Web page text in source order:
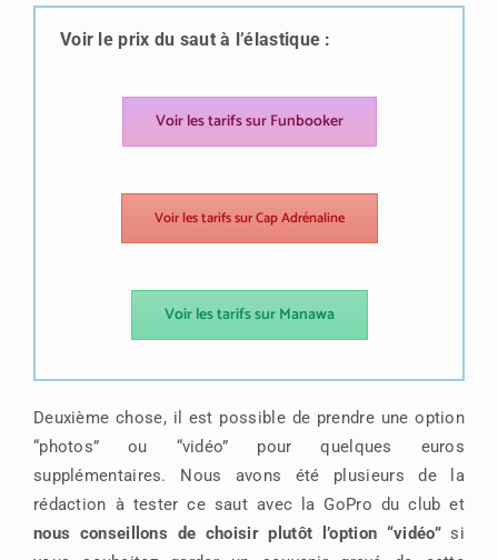
Voir le prix du saut à l’élastique :
Voir les tarifs sur Funbooker
Voir les tarifs sur Cap Adrénaline
Voir les tarifs sur Manawa
Deuxième chose, il est possible de prendre une option
“photos” ou “vidéo” pour quelques euros
supplémentaires. Nous avons été plusieurs de la
rédaction à tester ce saut avec la GoPro du club et
nous conseillons de choisir plutôt l’option “vidéo”si